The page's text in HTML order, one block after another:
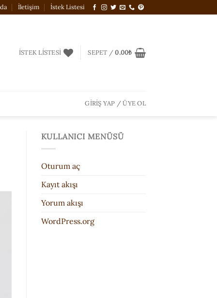
İletişim İstek Listesi
İSTEK LISTESI SEPET /0.00₺
GIRIŞ YAP / ÜYE OL
KULLANICI MENÜSÜ
Oturum aç
Kayıt akışı
Yorum akışı
WordPress.org